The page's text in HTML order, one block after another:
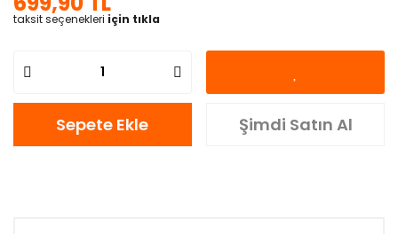
taksit seçenekleri için tıkla
Sepete Ekle Şimdi Satın Al